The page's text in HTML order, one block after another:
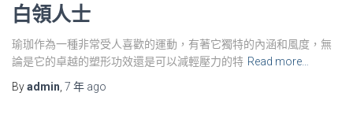
白領人士
瑜珈作為一種非常受人喜歡的運動，有著它獨特的內涵和風度，無
論是它的卓越的塑形功效還是可以減輕壓力的特 Read more…
Byadmin 7 年 ago